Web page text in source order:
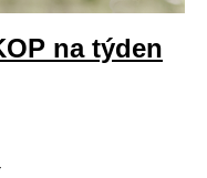
na týden